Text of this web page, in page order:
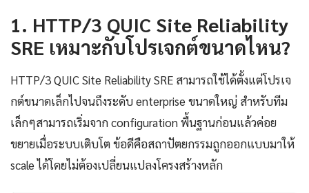
1. HTTP/3 QUIC Site Reliability
SRE เหมาะกับโปรเจกต์ขนาดไหน?
HTTP/3 QUIC Site Reliability SRE สามารถใช้ได้ตั้งแต่โปรเจ
กต์ขนาดเล็กไปจนถึงระดับ enterprise ขนาดใหญ่ สำหรับทีม
เล็กๆสามารถเริ่มจาก configuration พื้นฐานก่อนแล้วค่อย
ขยายเมื่อระบบเติบโต ข้อดีคือสถาปัตยกรรมถูกออกแบบมาให้
scale ได้โดยไม่ต้องเปลี่ยนแปลงโครงสร้างหลัก